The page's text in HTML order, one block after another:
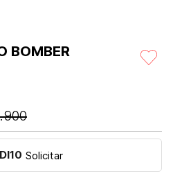
BOMBER
.900
Solicitar